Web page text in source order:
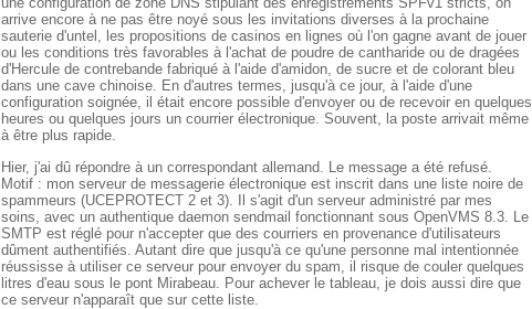
arrive encore à ne pas être noyé sous les invitations diverses à la prochaine
sauterie d'untel, les propositions de casinos en lignes où l'on gagne avant de jouer
ou les conditions très favorables à l'achat de poudre de cantharide ou de dragées
d'Hercule de contrebande fabriqué à l'aide d'amidon, de sucre et de colorant bleu
dans une cave chinoise. En d'autres termes, jusqu'à ce jour, à l'aide d'une
configuration soignée, il était encore possible d'envoyer ou de recevoir en quelques
heures ou quelques jours un courrier électronique. Souvent, la poste arrivait même
à être plus rapide.
Hier, j'ai dû répondre à un correspondant allemand. Le message a été refusé.
Motif : mon serveur de messagerie électronique est inscrit dans une liste noire de
spammeurs (UCEPROTECT 2 et 3). Il s'agit d'un serveur administré par mes
soins, avec un authentique daemon sendmail fonctionnant sous OpenVMS 8.3. Le
SMTP est réglé pour n'accepter que des courriers en provenance d'utilisateurs
dûment authentifiés. Autant dire que jusqu'à ce qu'une personne mal intentionnée
réussisse à utiliser ce serveur pour envoyer du spam, il risque de couler quelques
litres d'eau sous le pont Mirabeau. Pour achever le tableau, je dois aussi dire que
ce serveur n'apparaît que sur cette liste.